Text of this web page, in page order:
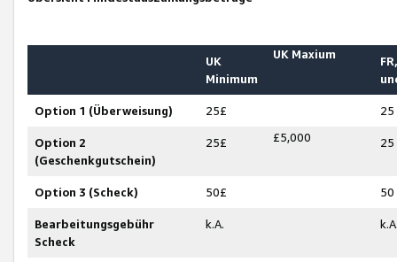
UK
Minimum
UK Maxium
Option 1 (Überweisung) 25£ 25
Option 2
(Geschenkgutschein)
25£ £5,000 25
Option 3 (Scheck) 50£ 50
Bearbeitungsgebühr
Scheck
k.A.